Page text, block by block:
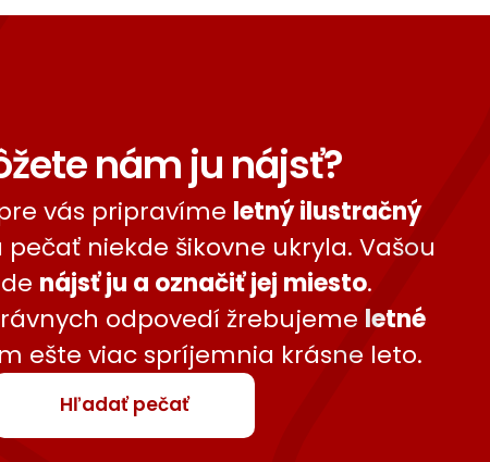
nám ju nájsť?
vás pripravíme letný ilustračný
pečať niekde šikovne ukryla. Vašou
nájsť ju a označiť jej miesto.
odpovedí žrebujeme letné
ešte viac spríjemnia krásne leto.
Hľadať pečať